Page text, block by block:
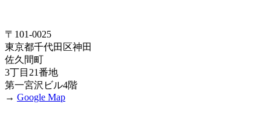
〒101-0025
東京都千代田区神田
佐久間町
3丁目21番地
第一宮沢ビル4階
→ Google Map